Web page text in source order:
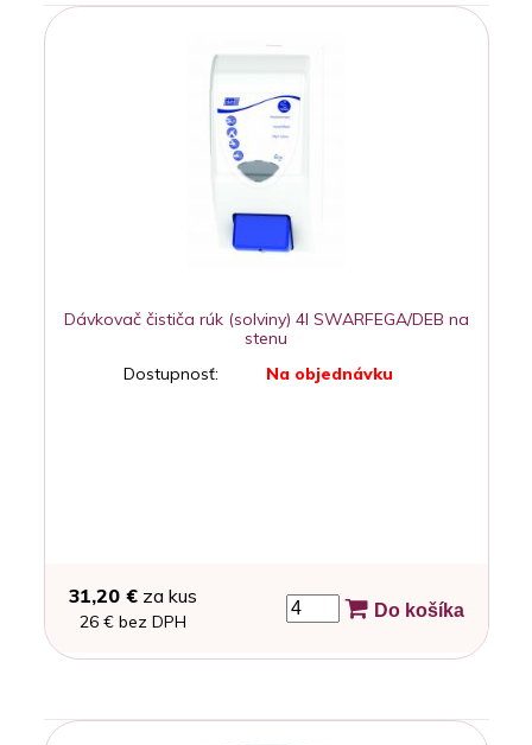
Dávkovač čističa rúk (solviny) 4l SWARFEGA/DEB na
stenu
Dostupnosť:
Na objednávku
31,20 €za kus
26 € bez DPH
Do košíka